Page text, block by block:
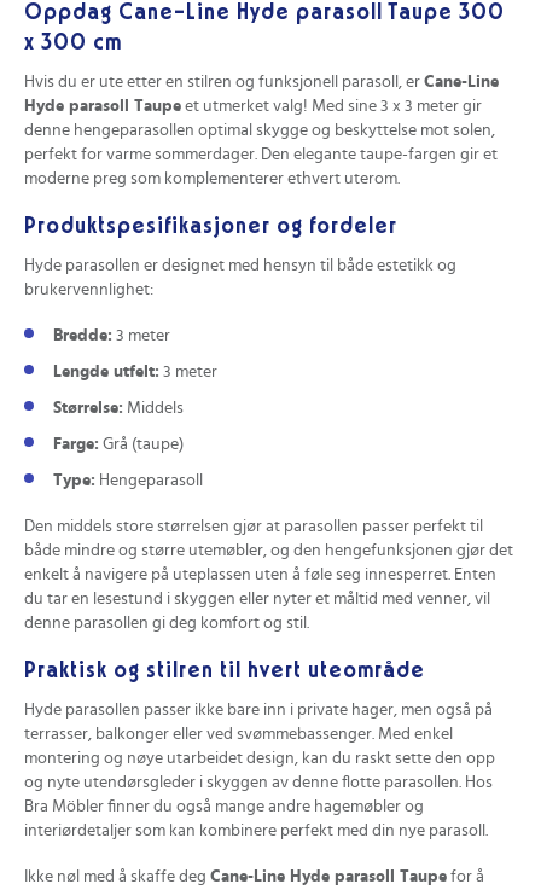
Oppdag Cane-Line Hyde parasoll Taupe 300
x 300 cm
Hvis du er ute etter en stilren og funksjonell parasoll, er Cane-Line
Hyde parasoll Taupe et utmerket valg! Med sine 3 x 3 meter gir
denne hengeparasollen optimal skygge og beskyttelse mot solen,
perfekt for varme sommerdager. Den elegante taupe-fargen gir et
moderne preg som komplementerer ethvert uterom.
Produktspesifikasjoner og fordeler
Hyde parasollen er designet med hensyn til både estetikk og
brukervennlighet:
Bredde: 3 meter
Lengde utfelt: 3 meter
Størrelse: Middels
Farge: Grå (taupe)
Type: Hengeparasoll
Den middels store størrelsen gjør at parasollen passer perfekt til
både mindre og større utemøbler, og den hengefunksjonen gjør det
enkelt å navigere på uteplassen uten å føle seg innesperret. Enten
du tar en lesestund i skyggen eller nyter et måltid med venner, vil
denne parasollen gi deg komfort og stil.
Praktisk og stilren til hvert uteområde
Hyde parasollen passer ikke bare inn i private hager, men også på
terrasser, balkonger eller ved svømmebassenger. Med enkel
montering og nøye utarbeidet design, kan du raskt sette den opp
og nyte utendørsgleder i skyggen av denne flotte parasollen. Hos
Bra Möbler finner du også mange andre hagemøbler og
interiørdetaljer som kan kombinere perfekt med din nye parasoll.
Ikke nøl med å skaffe deg Cane-Line Hyde parasoll Taupe for å